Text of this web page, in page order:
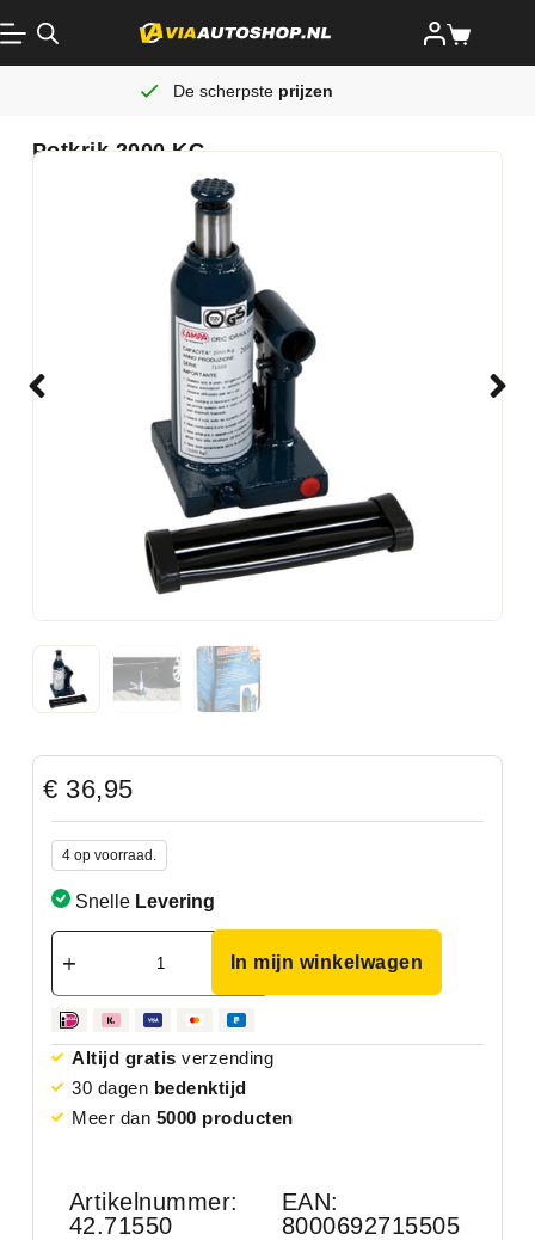
De scherpste prijzen
Potkrik 2000 KG
€ 36,95
4 op voorraad.
Snelle Levering
In mijn winkelwagen
Altijd gratis verzending
30 dagen bedenktijd
Meer dan 5000 producten
Artikelnummer:
42.71550
EAN:
8000692715505